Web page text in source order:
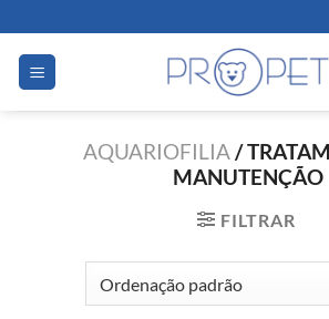
to
content
AQUARIOFILIA/
MANUTENÇÃO
FILTRAR